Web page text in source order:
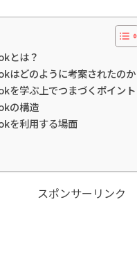
とは？
どのように考案されたのか
学ぶ上でつまづくポイント
の構造
を利用する場面
スポンサーリンク